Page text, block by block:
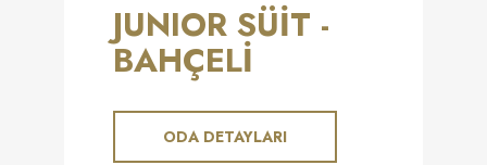
JUNIOR SÜIT -
BAHÇELI
ODA DETAYLARI